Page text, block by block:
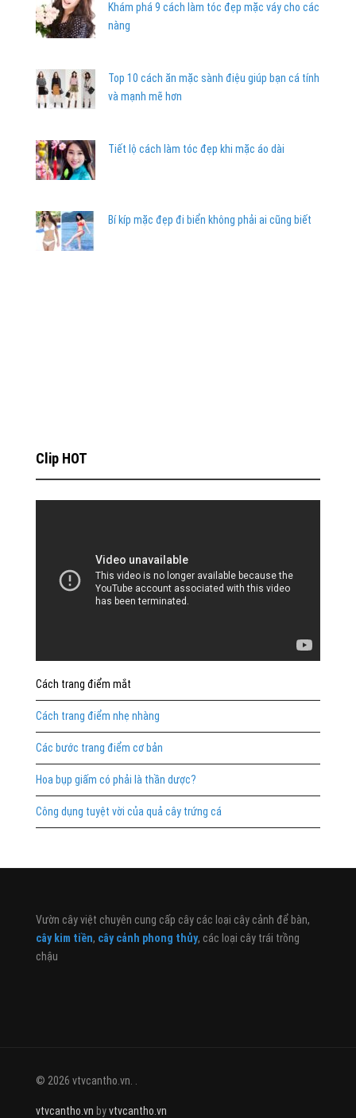
Khám phá 9 cách làm tóc đẹp mặc váy cho các
nàng
Top 10 cách ăn mặc sành điệu giúp bạn cá tính
và mạnh mẽ hơn
Tiết lộ cách làm tóc đẹp khi mặc áo dài
Bí kíp mặc đẹp đi biển không phải ai cũng biết
Clip HOT
Cách trang điểm mắt
Cách trang điểm nhẹ nhàng
Các bước trang điểm cơ bản
Hoa bụp giấm có phải là thần dược?
Công dụng tuyệt vời của quả cây trứng cá
Vườn cây việt chuyên cung cấp cây các loại cây cảnh để bàn,
cây kim tiền, cây cảnh phong thủy, các loại cây trái trồng
chậu
© 2026 vtvcantho.vn. .
vtvcantho.vn byvtvcantho.vn